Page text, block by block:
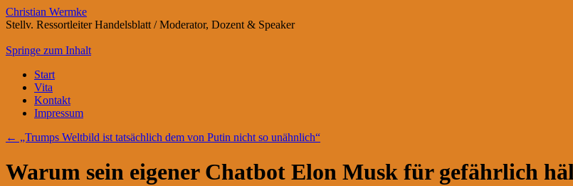
Christian Wermke
Stellv. Ressortleiter Handelsblatt / Moderator, Dozent & Speaker
Springe zum Inhalt
Start
Vita
Kontakt
Impressum
← „Trumps Weltbild ist tatsächlich dem von Putin nicht so unähnlich“
Warum sein eigener Chatbot Elon Musk für gefährlich